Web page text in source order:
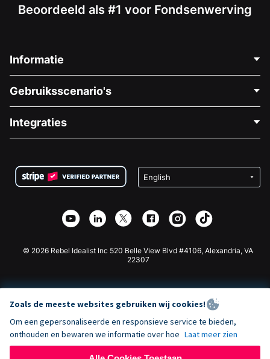
Beoordeeld als #1 voor Fondsenwerving
Informatie
Over Ons
Vacatures
Privacy
Affiliate Partnerschap
Gebruiksscenario's
Medische Fondsenwerving
Goede Doelen Fondsenwerving
Integraties
Wix Donatie Plugin
Webflow Donatie App
Joomla Donatie
© 2026 Rebel Idealist Inc 520 Belle View Blvd #4106, Alexandria, VA
22307
Zoals de meeste websites gebruiken wij cookies!
Om een gepersonaliseerde en responsieve service te bieden,
onthouden en bewaren we informatie over hoe Laat meer zien